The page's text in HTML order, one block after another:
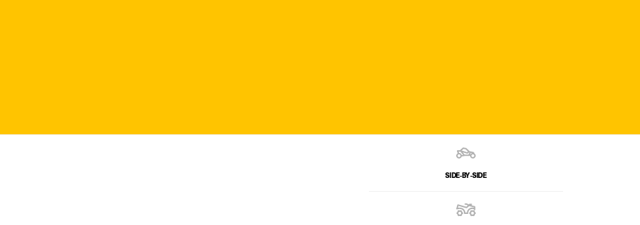
SIDE‑BY‑SIDE